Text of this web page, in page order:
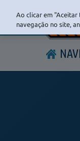
Ao clicar em
navegação no site,